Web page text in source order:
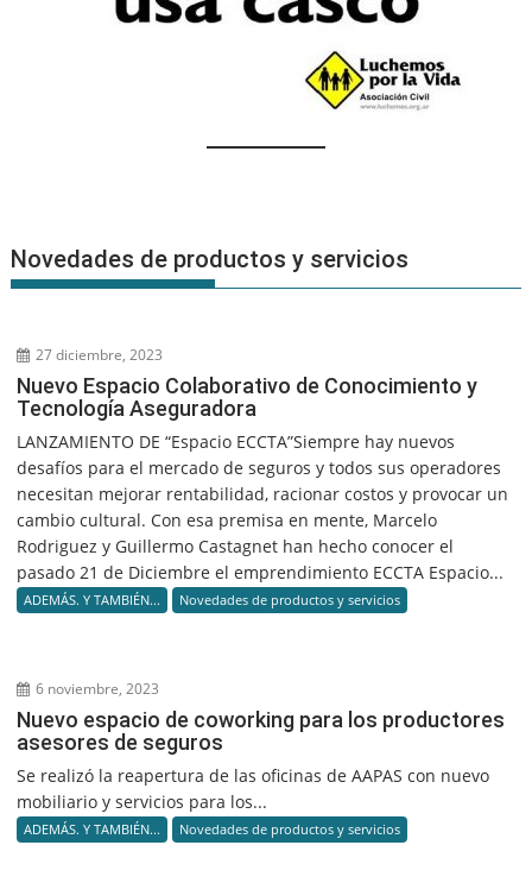
Novedades de productos y servicios
27 diciembre, 2023
Nuevo Espacio Colaborativo de Conocimiento y
Tecnología Aseguradora
LANZAMIENTO DE “Espacio ECCTA”Siempre hay nuevos
desafíos para el mercado de seguros y todos sus operadores
necesitan mejorar rentabilidad, racionar costos y provocar un
cambio cultural. Con esa premisa en mente, Marcelo
Rodriguez y Guillermo Castagnet han hecho conocer el
pasado 21 de Diciembre el emprendimiento ECCTA Espacio...
ADEMÁS. Y TAMBIÉN... Novedades de productos y servicios
6 noviembre, 2023
Nuevo espacio de coworking para los productores
asesores de seguros
Se realizó la reapertura de las oficinas de AAPAS con nuevo
mobiliario y servicios para los...
ADEMÁS. Y TAMBIÉN... Novedades de productos y servicios